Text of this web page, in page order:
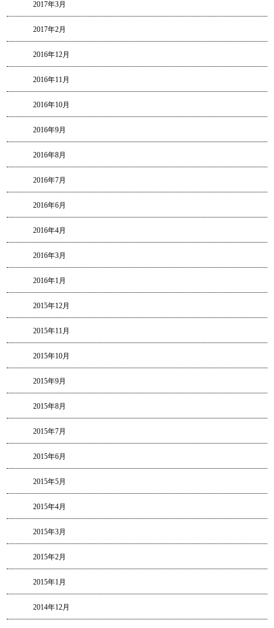
2017年3月
2017年2月
2016年12月
2016年11月
2016年10月
2016年9月
2016年8月
2016年7月
2016年6月
2016年4月
2016年3月
2016年1月
2015年12月
2015年11月
2015年10月
2015年9月
2015年8月
2015年7月
2015年6月
2015年5月
2015年4月
2015年3月
2015年2月
2015年1月
2014年12月